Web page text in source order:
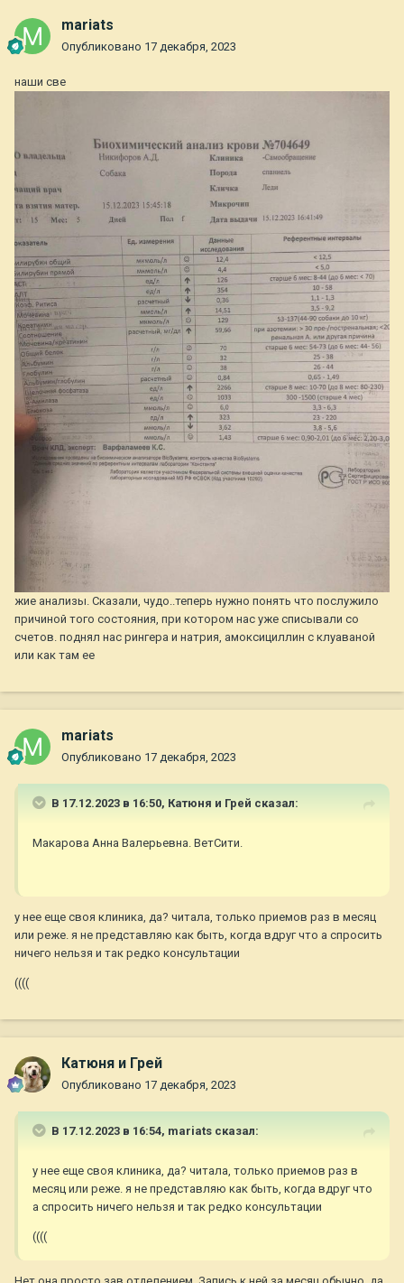
mariats
Опубликовано 17 декабря, 2023
наши све
жие анализы. Сказали, чудо..теперь нужно понять что послужило
причиной того состояния, при котором нас уже списывали со
счетов. поднял нас рингера и натрия, амоксициллин с клуаваной
или как там ее
mariats
Опубликовано 17 декабря, 2023
В 17.12.2023 в 16:50, Катюня и Грей сказал:
Макарова Анна Валерьевна. ВетСити.
у нее еще своя клиника, да? читала, только приемов раз в месяц
или реже. я не представляю как быть, когда вдруг что а спросить
ничего нельзя и так редко консультации
((((
Катюня и Грей
Опубликовано 17 декабря, 2023
В 17.12.2023 в 16:54, mariats сказал:
у нее еще своя клиника, да? читала, только приемов раз в
месяц или реже. я не представляю как быть, когда вдруг что
а спросить ничего нельзя и так редко консультации
((((